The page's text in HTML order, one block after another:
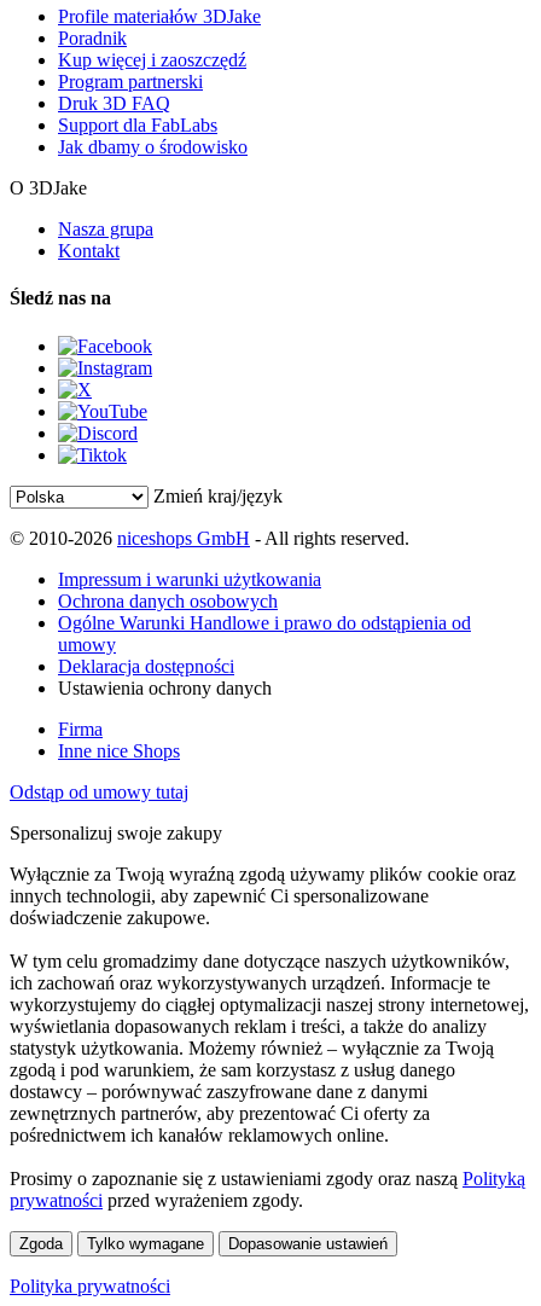
Profile materiałów 3DJake
Poradnik
Kup więcej i zaoszczędź
Program partnerski
Druk 3D FAQ
Support dla FabLabs
Jak dbamy o środowisko
O 3DJake
Nasza grupa
Kontakt
Śledź nas na
Zmień kraj/język
© 2010-2026 niceshops GmbH - All rights reserved.
Impressum i warunki użytkowania
Ochrona danych osobowych
Ogólne Warunki Handlowe i prawo do odstąpienia od
umowy
Deklaracja dostępności
Ustawienia ochrony danych
Firma
Inne nice Shops
Odstąp od umowy tutaj
Spersonalizuj swoje zakupy
Wyłącznie za Twoją wyraźną zgodą używamy plików cookie oraz
innych technologii, aby zapewnić Ci spersonalizowane
doświadczenie zakupowe.
W tym celu gromadzimy dane dotyczące naszych użytkowników,
ich zachowań oraz wykorzystywanych urządzeń. Informacje te
wykorzystujemy do ciągłej optymalizacji naszej strony internetowej,
wyświetlania dopasowanych reklam i treści, a także do analizy
statystyk użytkowania. Możemy również – wyłącznie za Twoją
zgodą i pod warunkiem, że sam korzystasz z usług danego
dostawcy – porównywać zaszyfrowane dane z danymi
zewnętrznych partnerów, aby prezentować Ci oferty za
pośrednictwem ich kanałów reklamowych online.
Prosimy o zapoznanie się z ustawieniami zgody oraz naszą Polityką
prywatności przed wyrażeniem zgody.
Zgoda Tylko wymagane Dopasowanie ustawień
Polityka prywatności